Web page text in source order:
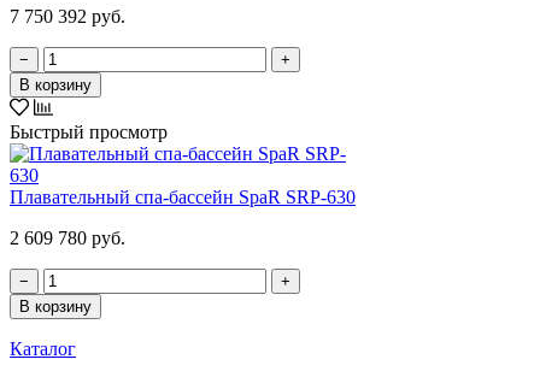
7 750 392 руб.
−
+
В корзину
Быстрый просмотр
Плавательный спа-бассейн SpaR SRP-630
2 609 780 руб.
−
+
В корзину
Каталог